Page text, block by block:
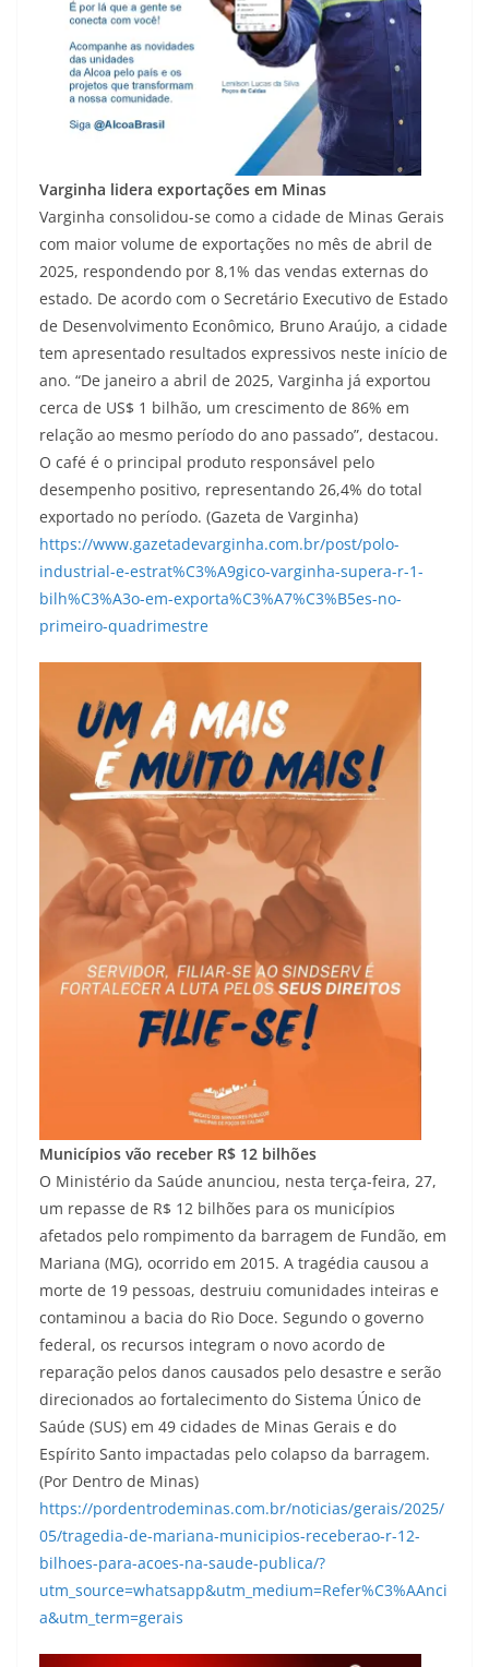
Varginha lidera exportações em Minas
Varginha consolidou-se como a cidade de Minas Gerais
com maior volume de exportações no mês de abril de
2025, respondendo por 8,1% das vendas externas do
estado. De acordo com o Secretário Executivo de Estado
de Desenvolvimento Econômico, Bruno Araújo, a cidade
tem apresentado resultados expressivos neste início de
ano. “De janeiro a abril de 2025, Varginha já exportou
cerca de US$ 1 bilhão, um crescimento de 86% em
relação ao mesmo período do ano passado”, destacou.
O café é o principal produto responsável pelo
desempenho positivo, representando 26,4% do total
exportado no período. (Gazeta de Varginha)
https://www.gazetadevarginha.com.br/post/polo-
industrial-e-estrat%C3%A9gico-varginha-supera-r-1-
bilh%C3%A3o-em-exporta%C3%A7%C3%B5es-no-
primeiro-quadrimestre
Municípios vão receber R$ 12 bilhões
O Ministério da Saúde anunciou, nesta terça-feira, 27,
um repasse de R$ 12 bilhões para os municípios
afetados pelo rompimento da barragem de Fundão, em
Mariana (MG), ocorrido em 2015. A tragédia causou a
morte de 19 pessoas, destruiu comunidades inteiras e
contaminou a bacia do Rio Doce. Segundo o governo
federal, os recursos integram o novo acordo de
reparação pelos danos causados pelo desastre e serão
direcionados ao fortalecimento do Sistema Único de
Saúde (SUS) em 49 cidades de Minas Gerais e do
Espírito Santo impactadas pelo colapso da barragem.
(Por Dentro de Minas)
https://pordentrodeminas.com.br/noticias/gerais/2025/
05/tragedia-de-mariana-municipios-receberao-r-12-
bilhoes-para-acoes-na-saude-publica/?
utm_source=whatsapp&utm_medium=Refer%C3%AAnci
a&utm_term=gerais